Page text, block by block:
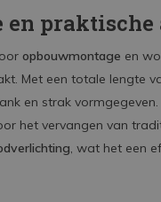
en
opbouwmontage en
Met een totale lengte
en strak
het vervangen van
, wat het een